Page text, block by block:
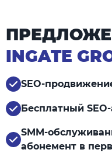
INGATE
SEO-
Бесплатный
SMM-
абонемент в